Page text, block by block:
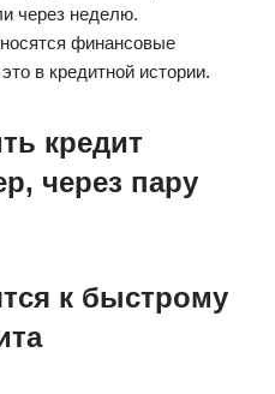
через неделю.
финансовые
в кредитной истории.
кредит
через пару
к быстрому